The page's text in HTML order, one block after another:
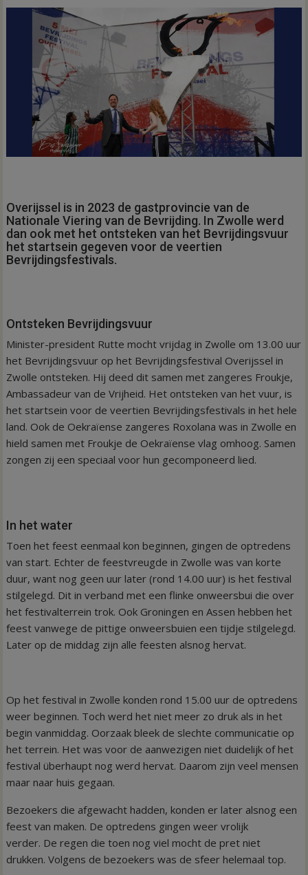
Overijssel is in 2023 de gastprovincie van de
Nationale Viering van de Bevrijding. In Zwolle werd
dan ook met het ontsteken van het Bevrijdingsvuur
het startsein gegeven voor de veertien
Bevrijdingsfestivals.
Ontsteken Bevrijdingsvuur
Minister-president Rutte mocht vrijdag in Zwolle om 13.00 uur
het Bevrijdingsvuur op het Bevrijdingsfestival Overijssel in
Zwolle ontsteken. Hij deed dit samen met zangeres Froukje,
Ambassadeur van de Vrijheid. Het ontsteken van het vuur, is
het startsein voor de veertien Bevrijdingsfestivals in het hele
land. Ook de Oekraïense zangeres Roxolana was in Zwolle en
hield samen met Froukje de Oekraïense vlag omhoog. Samen
zongen zij een speciaal voor hun gecomponeerd lied.
In het water
Toen het feest eenmaal kon beginnen, gingen de optredens
van start. Echter de feestvreugde in Zwolle was van korte
duur, want nog geen uur later (rond 14.00 uur) is het festival
stilgelegd. Dit in verband met een flinke onweersbui die over
het festivalterrein trok. Ook Groningen en Assen hebben het
feest vanwege de pittige onweersbuien een tijdje stilgelegd.
Later op de middag zijn alle feesten alsnog hervat.
Op het festival in Zwolle konden rond 15.00 uur de optredens
weer beginnen. Toch werd het niet meer zo druk als in het
begin vanmiddag. Oorzaak bleek de slechte communicatie op
het terrein. Het was voor de aanwezigen niet duidelijk of het
festival überhaupt nog werd hervat. Daarom zijn veel mensen
maar naar huis gegaan.
Bezoekers die afgewacht hadden, konden er later alsnog een
feest van maken. De optredens gingen weer vrolijk
verder. De regen die toen nog viel mocht de pret niet
drukken. Volgens de bezoekers was de sfeer helemaal top.